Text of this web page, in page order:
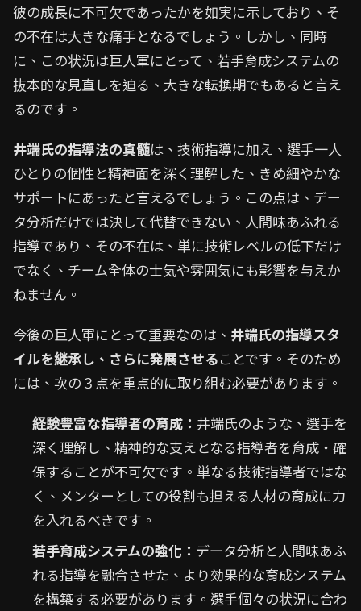
彼の成長に不可欠であったかを如実に示しており、そ
の不在は大きな痛手となるでしょう。しかし、同時
に、この状況は巨人軍にとって、若手育成システムの
抜本的な見直しを迫る、大きな転換期でもあると言え
るのです。
井端氏の指導法の真髄は、技術指導に加え、選手一人
ひとりの個性と精神面を深く理解した、きめ細やかな
サポートにあったと言えるでしょう。この点は、デー
タ分析だけでは決して代替できない、人間味あふれる
指導であり、その不在は、単に技術レベルの低下だけ
でなく、チーム全体の士気や雰囲気にも影響を与えか
ねません。
今後の巨人軍にとって重要なのは、 井端氏の指導スタ
イルを継承し、さらに発展させることです。そのため
には、次の３点を重点的に取り組む必要があります。
経験豊富な指導者の育成： 井端氏のような、選手を
深く理解し、精神的な支えとなる指導者を育成・確
保することが不可欠です。単なる技術指導者ではな
く、メンターとしての役割も担える人材の育成に力
を入れるべきです。
若手育成システムの強化： データ分析と人間味あふ
れる指導を融合させた、より効果的な育成システム
を構築する必要があります。選手個々の状況に合わ